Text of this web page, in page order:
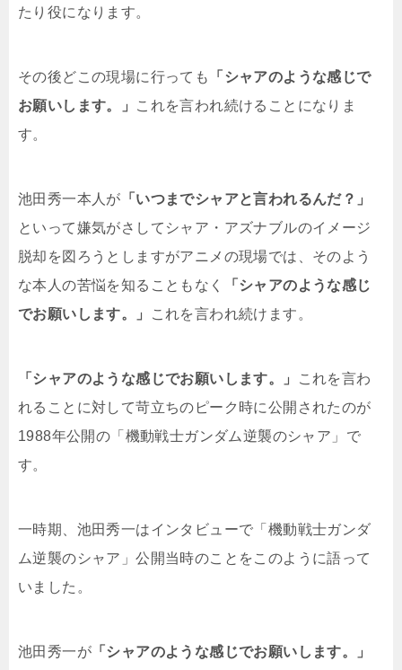
たり役になります。
その後どこの現場に行っても
「シャアのような感じで
お願いします。」
これを言われ続けることになりま
す。
池田秀一本人が 「いつまでシャアと言われるんだ？」
といって嫌気がさしてシャア・アズナブルのイメージ
脱却を図ろうとしますがアニメの現場では、そのよう
な本人の苦悩を知ることもなく
「シャアのような感じ
でお願いします。」
これを言われ続けます。
「シャアのような感じでお願いします。」
これを言わ
れることに対して苛立ちのピーク時に公開されたのが
1988年公開の「機動戦士ガンダム逆襲のシャア」で
す。
一時期、池田秀一はインタビューで「機動戦士ガンダ
ム逆襲のシャア」公開当時のことをこのように語って
いました。
池田秀一が 「シャアのような感じでお願いします。」